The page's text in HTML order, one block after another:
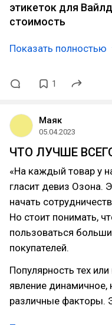
этикеток для
стоимость
Показать полностью
1
Маяк
05.04.2023
ЧТО ЛУЧШЕ
«На каждый товар у
гласит девиз Озона.
начать
Но стоит понимать,
пользоваться
покупателей.
Популярность тех
явление динамичное,
различные факторы.